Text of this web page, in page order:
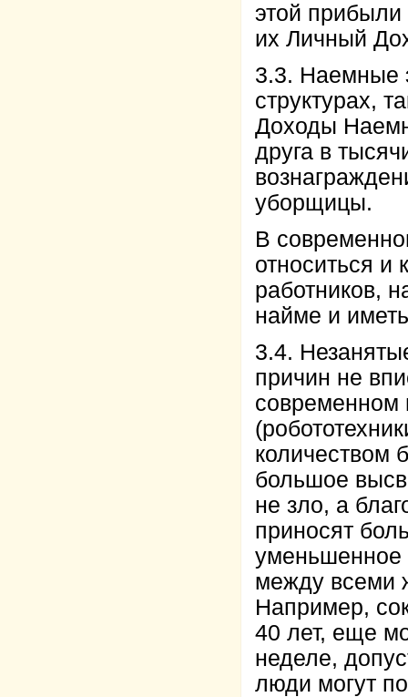
этой
их Личный
3.3. Наемные
структурах,
Доходы
друга в
уборщицы.
В
относиться
работников,
найме и
3.4.
причин не
современном
количеством
большое
не зло, а
приносят
уменьшенное
между всеми
Например,
40 лет, еще
неделе,
люди могут